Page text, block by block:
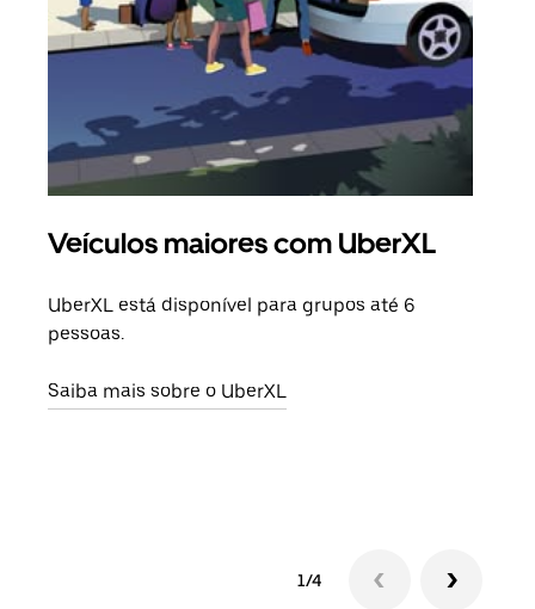
Veículos maiores com UberXL
UberXL está disponível para grupos até 6
pessoas.
Saiba mais sobre o UberXL
1/4